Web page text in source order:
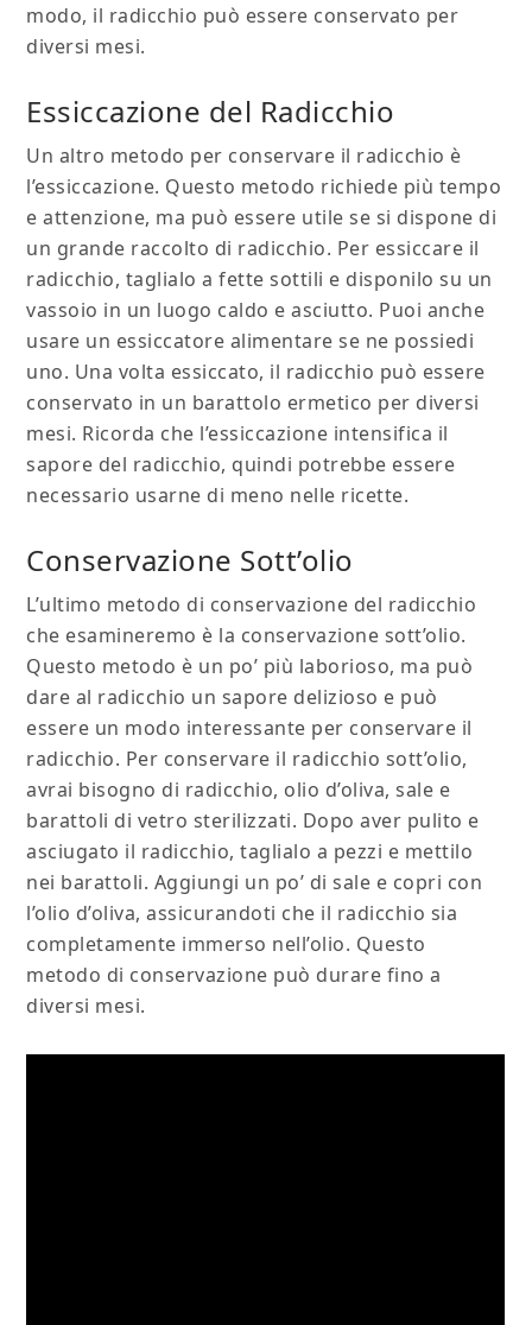
modo, il radicchio può essere conservato per
diversi mesi.
Essiccazione del Radicchio
Un altro metodo per conservare il radicchio è
l’essiccazione. Questo metodo richiede più tempo
e attenzione, ma può essere utile se si dispone di
un grande raccolto di radicchio. Per essiccare il
radicchio, taglialo a fette sottili e disponilo su un
vassoio in un luogo caldo e asciutto. Puoi anche
usare un essiccatore alimentare se ne possiedi
uno. Una volta essiccato, il radicchio può essere
conservato in un barattolo ermetico per diversi
mesi. Ricorda che l’essiccazione intensifica il
sapore del radicchio, quindi potrebbe essere
necessario usarne di meno nelle ricette.
Conservazione Sott’olio
L’ultimo metodo di conservazione del radicchio
che esamineremo è la conservazione sott’olio.
Questo metodo è un po’ più laborioso, ma può
dare al radicchio un sapore delizioso e può
essere un modo interessante per conservare il
radicchio. Per conservare il radicchio sott’olio,
avrai bisogno di radicchio, olio d’oliva, sale e
barattoli di vetro sterilizzati. Dopo aver pulito e
asciugato il radicchio, taglialo a pezzi e mettilo
nei barattoli. Aggiungi un po’ di sale e copri con
l’olio d’oliva, assicurandoti che il radicchio sia
completamente immerso nell’olio. Questo
metodo di conservazione può durare fino a
diversi mesi.